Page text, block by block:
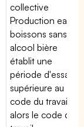
collective
Production eaux
boissons sans
alcool bière
établit une
période d'essai
supérieure au
code du travail,
alors le code du